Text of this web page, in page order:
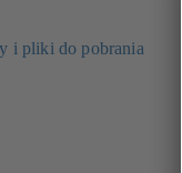
i pliki do pobrania